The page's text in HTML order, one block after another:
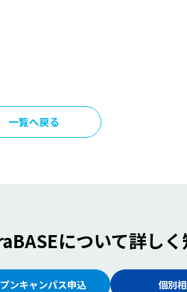
一覧へ戻る
について詳しく
ンキャンパス申込 個別